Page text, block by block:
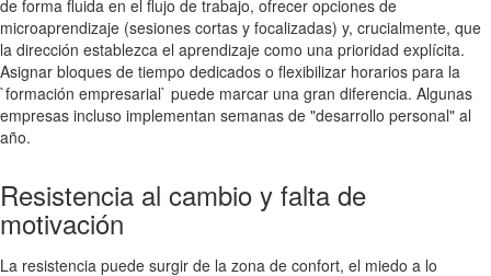
de forma fluida en el flujo de trabajo, ofrecer opciones de
microaprendizaje (sesiones cortas y focalizadas) y, crucialmente, que
la dirección establezca el aprendizaje como una prioridad explícita.
Asignar bloques de tiempo dedicados o flexibilizar horarios para la
`formación empresarial` puede marcar una gran diferencia. Algunas
empresas incluso implementan semanas de "desarrollo personal" al
año.
Resistencia al cambio y falta de
motivación
La resistencia puede surgir de la zona de confort, el miedo a lo